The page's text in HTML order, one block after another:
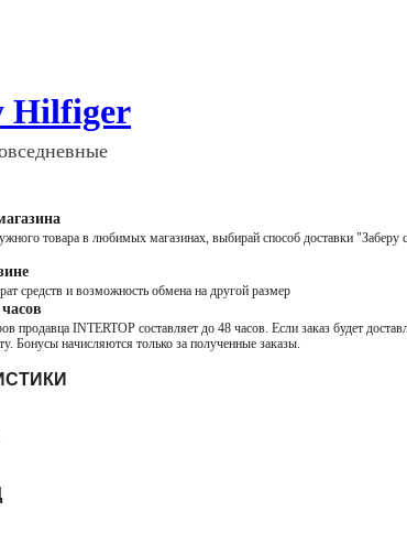
Hilfiger
товара в любимых магазинах, выбирай способ доставки "Заберу
средств и возможность обмена на другой размер
продавца INTERTOP составляет до 48 часов. Если заказ будет
Бонусы начисляются только за полученные заказы.